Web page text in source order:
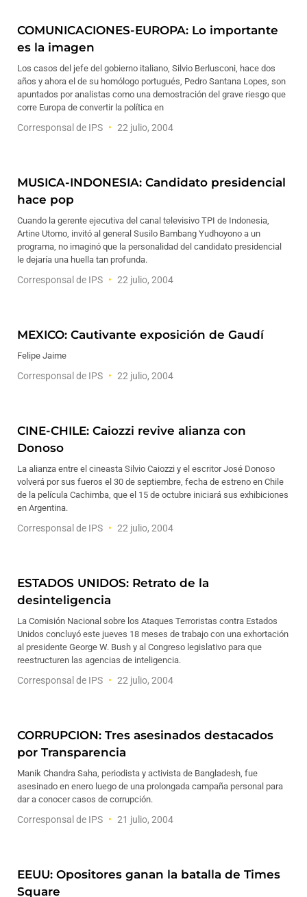
COMUNICACIONES-EUROPA: Lo importante
es la imagen
Los casos del jefe del gobierno italiano, Silvio Berlusconi, hace dos
años y ahora el de su homólogo portugués, Pedro Santana Lopes, son
apuntados por analistas como una demostración del grave riesgo que
corre Europa de convertir la política en
Corresponsal de IPS 22 julio, 2004
MUSICA-INDONESIA: Candidato presidencial
hace pop
Cuando la gerente ejecutiva del canal televisivo TPI de Indonesia,
Artine Utomo, invitó al general Susilo Bambang Yudhoyono a un
programa, no imaginó que la personalidad del candidato presidencial
le dejaría una huella tan profunda.
Corresponsal de IPS 22 julio, 2004
MEXICO: Cautivante exposición de Gaudí
Felipe Jaime
Corresponsal de IPS 22 julio, 2004
CINE-CHILE: Caiozzi revive alianza con
Donoso
La alianza entre el cineasta Silvio Caiozzi y el escritor José Donoso
volverá por sus fueros el 30 de septiembre, fecha de estreno en Chile
de la película Cachimba, que el 15 de octubre iniciará sus exhibiciones
en Argentina.
Corresponsal de IPS 22 julio, 2004
ESTADOS UNIDOS: Retrato de la
desinteligencia
La Comisión Nacional sobre los Ataques Terroristas contra Estados
Unidos concluyó este jueves 18 meses de trabajo con una exhortación
al presidente George W. Bush y al Congreso legislativo para que
reestructuren las agencias de inteligencia.
Corresponsal de IPS 22 julio, 2004
CORRUPCION: Tres asesinados destacados
por Transparencia
Manik Chandra Saha, periodista y activista de Bangladesh, fue
asesinado en enero luego de una prolongada campaña personal para
dar a conocer casos de corrupción.
Corresponsal de IPS 21 julio, 2004
EEUU: Opositores ganan la batalla de Times
Square